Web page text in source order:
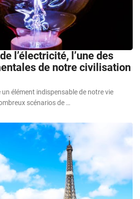
l’électricité, l’une des
de notre civilisation
un élément indispensable de notre vie
scénarios de …